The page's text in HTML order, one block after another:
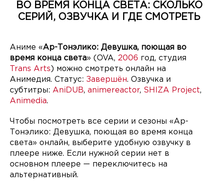
ВО ВРЕМЯ КОНЦА СВЕТА: СКОЛЬКО
СЕРИЙ, ОЗВУЧКА И ГДЕ СМОТРЕТЬ
Аниме «Ар-Тонэлико: Девушка, поющая во
время конца света» (OVA, 2006 год, студия
Trans Arts ) можно смотреть онлайн на
Анимедия. Статус: Завершён. Озвучка и
субтитры: AniDUB, animereactor, SHIZA Project,
Animedia.
Чтобы посмотреть все серии и сезоны «Ар-
Тонэлико: Девушка, поющая во время конца
света» онлайн, выберите удобную озвучку в
плеере ниже. Если нужной серии нет в
основном плеере — переключитесь на
альтернативный.